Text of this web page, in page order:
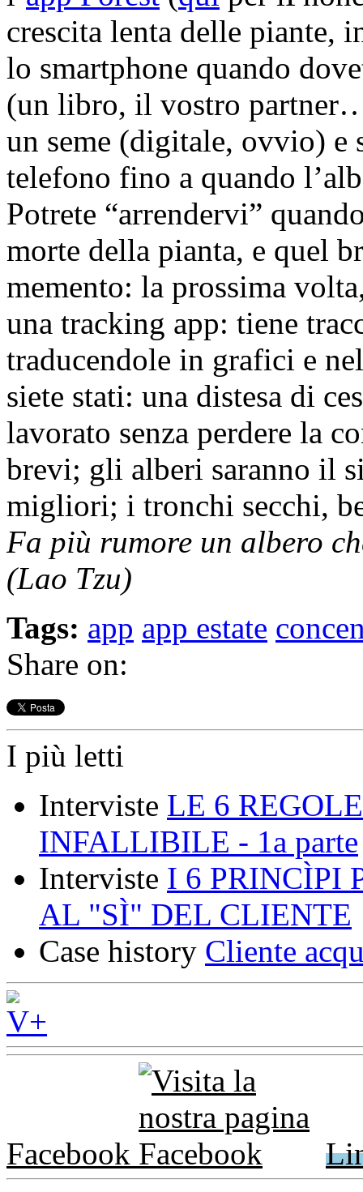
crescita lenta delle piante,
lo smartphone quando
(un libro, il vostro
un seme (digitale, ovvio) e
telefono fino a quando
Potrete “arrendervi”
morte della pianta, e quel
memento: la prossima
una tracking app: tiene
traducendole in grafici e
siete stati: una distesa di
lavorato senza perdere la
brevi; gli alberi saranno il
migliori; i tronchi secchi,
Fa più rumore un albero
(Lao Tzu)
Tags: app app estate
Share on:
I più letti
Interviste LE 6
INFALLIBILE - 1a parte
Interviste I 6 PRINCÌPI
AL "SÌ" DEL CLIENTE
Case history Cliente
Facebook